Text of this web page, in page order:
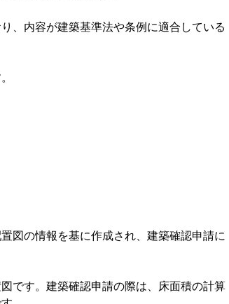
、内容が建築基準法や条例に適合している
図の情報を基に作成され、建築確認申請に
です。建築確認申請の際は、床面積の計算